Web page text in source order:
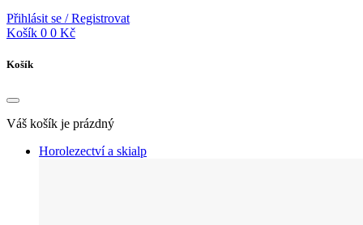
Přihlásit se / Registrovat
Košík 0 0 Kč
Košík
Váš košík je prázdný
Horolezectví a skialp